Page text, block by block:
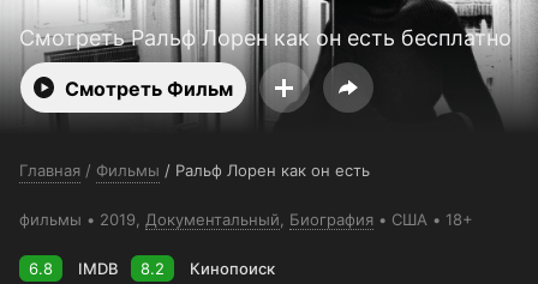
Смотреть Ральф Лорен как он есть бесплатно
Смотреть Фильм
Главная / Фильмы / Ральф Лорен как он есть
фильмы 2019, Документальный Биография США 18+
6.8 IMDB 8.2 Кинопоиск
Установить на ТВ
Бесплатные каналы Контакты